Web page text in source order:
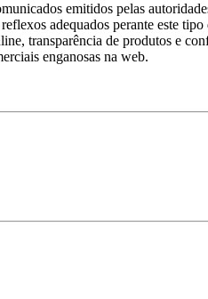
emitidos pelas
adequados perante este tipo
transparência de produtos e
enganosas na web.